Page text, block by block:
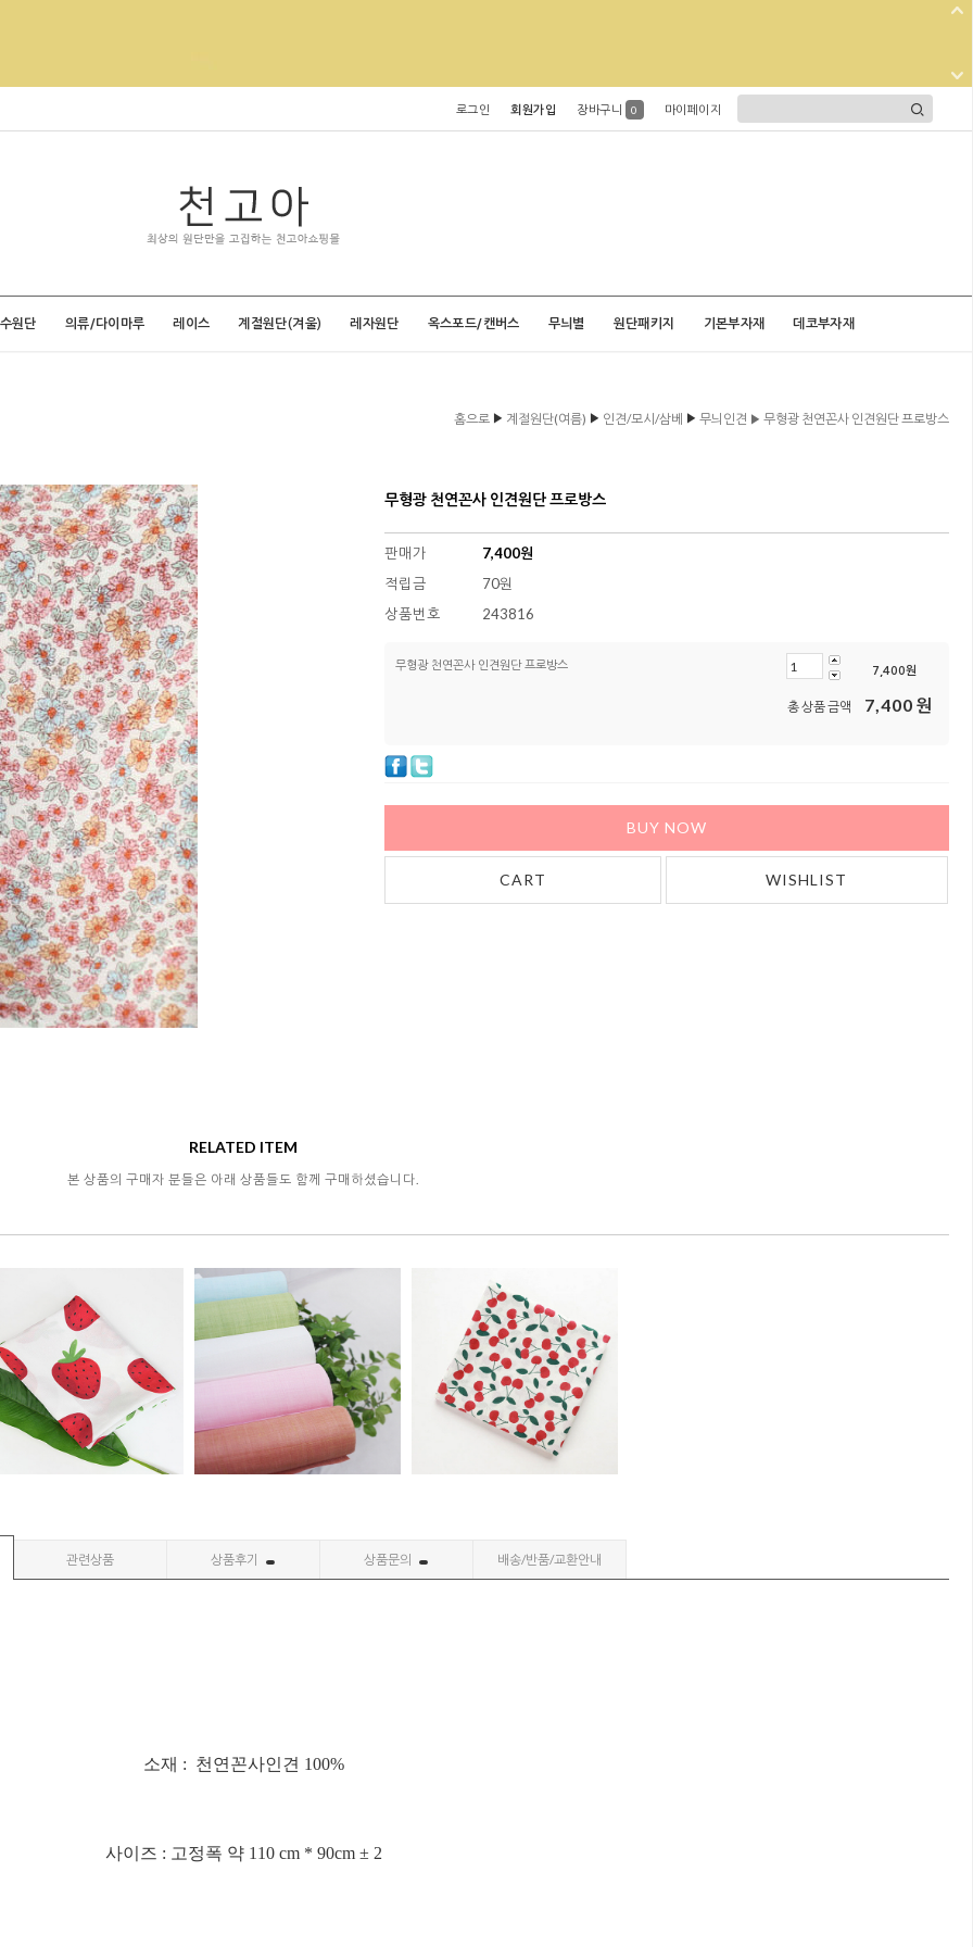
로그인 회원가입 장바구니 0 마이페이지
원단 의류/다이마루 레이스 계절원단(겨울) 레자원단 옥스포드/캔버스 무늬별 원단패키지 기본부자재 데코부자재
홈으로 ▶ 계절원단(여름) ▶ 인견/모시/삼베 ▶ 무늬인견 ▶ 무형광 천연꼰사 인견원단 프로방스
무형광 천연꼰사 인견원단 프로방스
판매가 7,400원
적립금
70원
상품번호
243816
무형광 천연꼰사 인견원단 프로방스 7,400원
총 상품 금액 7,400 원
BUY NOW
CART WISHLIST
RELATED ITEM
본 상품의 구매자 분들은 아래 상품들도 함께 구매하셨습니다.
관련상품 상품후기 상품문의 배송/반품/교환안내
소재 : 천연꼰사인견 100%
사이즈 : 고정폭 약 110 cm * 90cm ± 2